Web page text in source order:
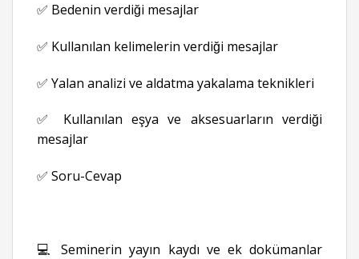
✅ Bedenin verdiği mesajlar
✅ Kullanılan kelimelerin verdiği mesajlar
✅ Yalan analizi ve aldatma yakalama teknikleri
✅ Kullanılan eşya ve aksesuarların verdiği
mesajlar
✅ Soru-Cevap
💻 Seminerin yayın kaydı ve ek dokümanlar